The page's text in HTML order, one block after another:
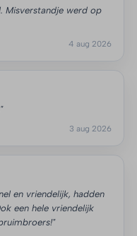
Misverstandje werd op
4 aug 2026
3 aug 2026
en vriendelijk, hadden
een hele vriendelijk